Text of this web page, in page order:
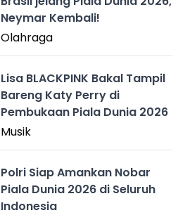
Neymar Kembali!
Olahraga
Lisa BLACKPINK Bakal Tampil
Bareng Katy Perry di
Pembukaan Piala Dunia 2026
Musik
Polri Siap Amankan Nobar
Piala Dunia 2026 di Seluruh
Indonesia